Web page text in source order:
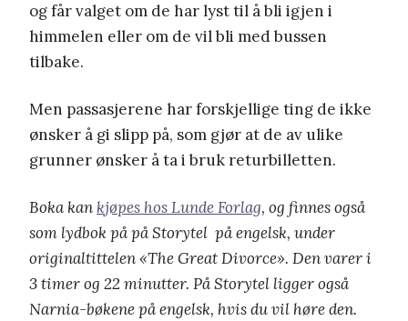
og får valget om de har lyst til å bli igjen i
himmelen eller om de vil bli med bussen
tilbake.
Men passasjerene har forskjellige ting de ikke
ønsker å gi slipp på, som gjør at de av ulike
grunner ønsker å ta i bruk returbilletten.
Boka kan kjøpes hos Lunde Forlag, og finnes også
som lydbok på på Storytel på engelsk, under
originaltittelen «The Great Divorce». Den varer i
3 timer og 22 minutter. På Storytel ligger også
Narnia-bøkene på engelsk, hvis du vil høre den.